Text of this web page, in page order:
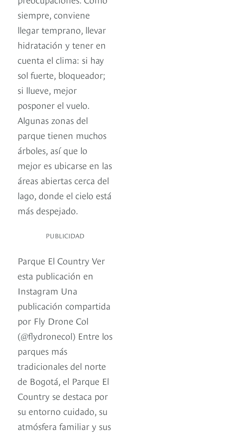
siempre, conviene
llegar temprano, llevar
hidratación y tener en
cuenta el clima: si hay
sol fuerte, bloqueador;
si llueve, mejor
posponer el vuelo.
Algunas zonas del
parque tienen muchos
árboles, así que lo
mejor es ubicarse en las
áreas abiertas cerca del
lago, donde el cielo está
más despejado.
PUBLICIDAD
Parque El Country Ver
esta publicación en
Instagram Una
publicación compartida
por Fly Drone Col
(@flydronecol) Entre los
parques más
tradicionales del norte
de Bogotá, el Parque El
Country se destaca por
su entorno cuidado, su
atmósfera familiar y sus